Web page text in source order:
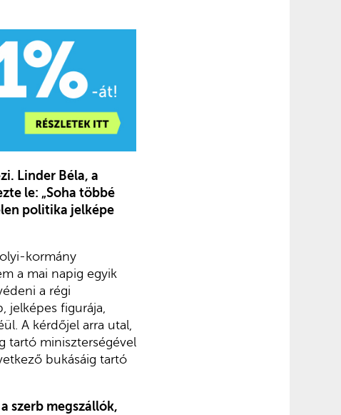
Linder Béla, a
le: „Soha többé
politika jelképe
kormány
a mai napig egyik
a régi
jelképes figurája,
A kérdőjel arra utal,
tartó miniszterségével
bukásáig tartó
szerb megszállók,